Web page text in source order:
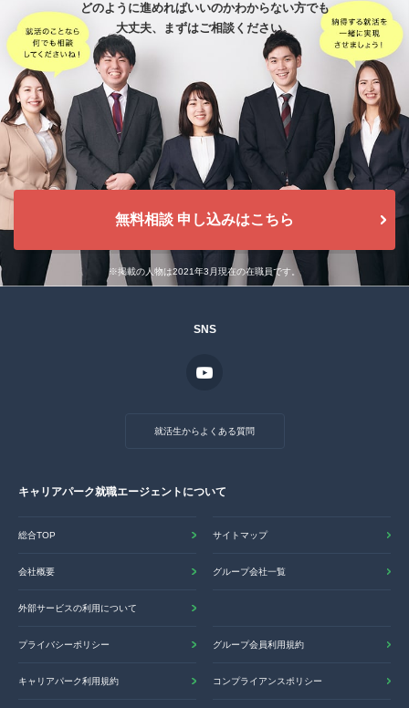
どのように進めればいいのかわからない方でも
大丈夫、
まずはご相談ください。
無料相談 申し込みはこちら
※掲載の人物は2021年3月現在の在職員です。
SNS
就活生からよくある質問
キャリアパーク就職エージェントについて
総合TOP サイトマップ
会社概要 グループ会社一覧
外部サービスの利用について
プライバシーポリシー グループ会員利用規約
キャリアパーク利用規約 コンプライアンスポリシー